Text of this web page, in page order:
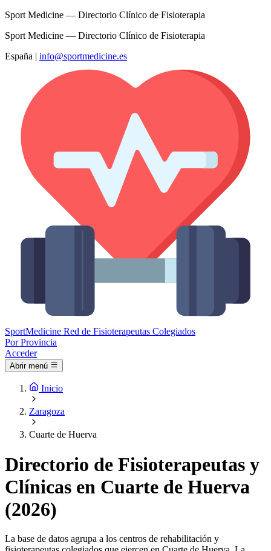
Sport Medicine — Directorio Clínico de Fisioterapia
Sport Medicine — Directorio Clínico de Fisioterapia
España | info@sportmedicine.es
SportMedicine Red de Fisioterapeutas Colegiados
Por Provincia
Acceder
Abrir menú
Inicio
Zaragoza
Cuarte de Huerva
Directorio de Fisioterapeutas y
Clínicas en Cuarte de Huerva
(2026)
La base de datos agrupa a los centros de rehabilitación y